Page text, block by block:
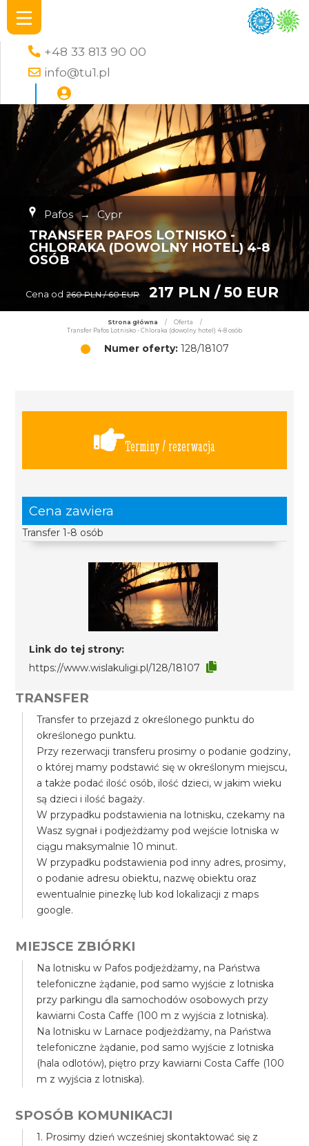
+48 33 813 90 00
info@tu1.pl
Pafos → Cypr
TRANSFER PAFOS LOTNISKO -
CHLORAKA (DOWOLNY HOTEL) 4-8
OSÓB
Cena od 260 PLN / 60 EUR 217 PLN / 50 EUR
Strona główna / Oferta
/
Transfer Pafos Lotnisko - Chloraka (dowolny hotel) 4-8 osób
Numer oferty:128/18107
Terminy / rezerwacja
Cena zawiera
Transfer 1-8 osób
Link do tej strony:
https://www.wislakuligi.pl/128/18107
TRANSFER
Transfer to przejazd z określonego punktu do
określonego punktu.
Przy rezerwacji transferu prosimy o podanie godziny,
o której mamy podstawić się w określonym miejscu,
a także podać ilość osób, ilość dzieci, w jakim wieku
są dzieci i ilość bagaży.
W przypadku podstawienia na lotnisku, czekamy na
Wasz sygnał i podjeżdżamy pod wejście lotniska w
ciągu maksymalnie 10 minut.
W przypadku podstawienia pod inny adres, prosimy,
o podanie adresu obiektu, nazwę obiektu oraz
ewentualnie pinezkę lub kod lokalizacji z maps
google.
MIEJSCE ZBIÓRKI
Na lotnisku w Pafos podjeżdżamy, na Państwa
telefoniczne żądanie, pod samo wyjście z lotniska
przy parkingu dla samochodów osobowych przy
kawiarni Costa Caffe (100 m z wyjścia z lotniska).
Na lotnisku w Larnace podjeżdżamy, na Państwa
telefoniczne żądanie, pod samo wyjście z lotniska
(hala odlotów), piętro przy kawiarni Costa Caffe (100
m z wyjścia z lotniska).
SPOSÓB KOMUNIKACJI
1. Prosimy dzień wcześniej skontaktować się z